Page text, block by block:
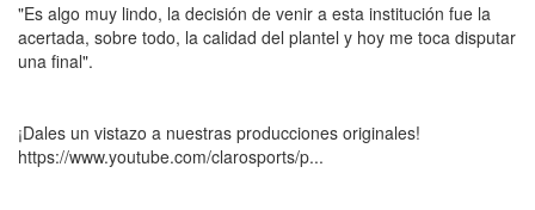
"Es algo muy lindo, la decisión de venir a esta institución fue la
acertada, sobre todo, la calidad del plantel y hoy me toca disputar
una final".
¡Dales un vistazo a nuestras producciones originales!
https://www.youtube.com/clarosports/p...